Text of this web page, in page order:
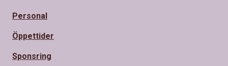
Personal
Öppettider
Sponsring